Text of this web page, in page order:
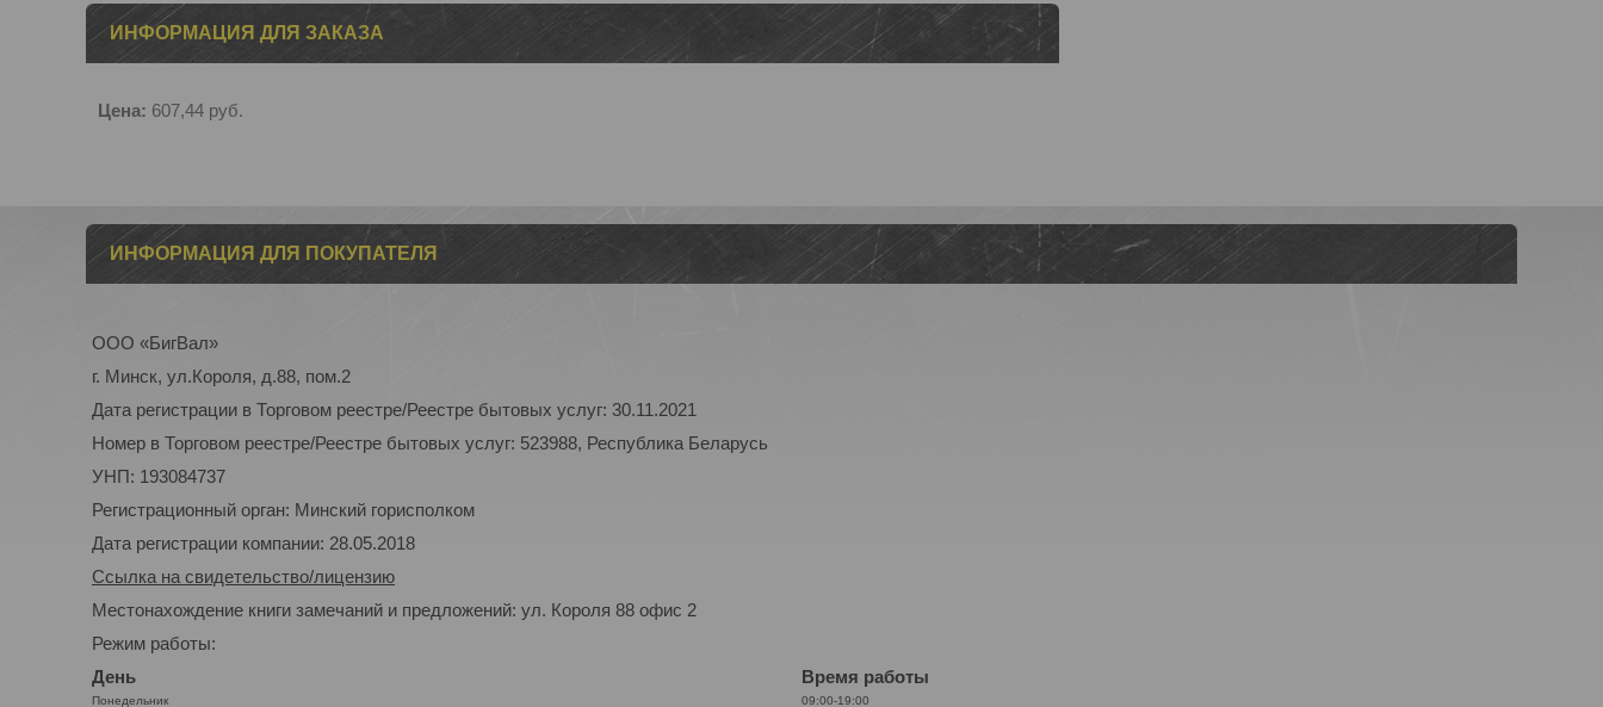
ИНФОРМАЦИЯ ДЛЯ ЗАКАЗА
Цена: 607,44 руб.
ИНФОРМАЦИЯ ДЛЯ ПОКУПАТЕЛЯ
ООО «БигВал»
г. Минск, ул.Короля, д.88, пом.2
Дата регистрации в Торговом реестре/Реестре бытовых услуг: 30.11.2021
Номер в Торговом реестре/Реестре бытовых услуг: 523988, Республика Беларусь
УНП: 193084737
Регистрационный орган: Минский горисполком
Дата регистрации компании: 28.05.2018
Ссылка на свидетельство/лицензию
Местонахождение книги замечаний и предложений: ул. Короля 88 офис 2
Режим работы:
День
Время работы
Понедельник 09:00-19:00